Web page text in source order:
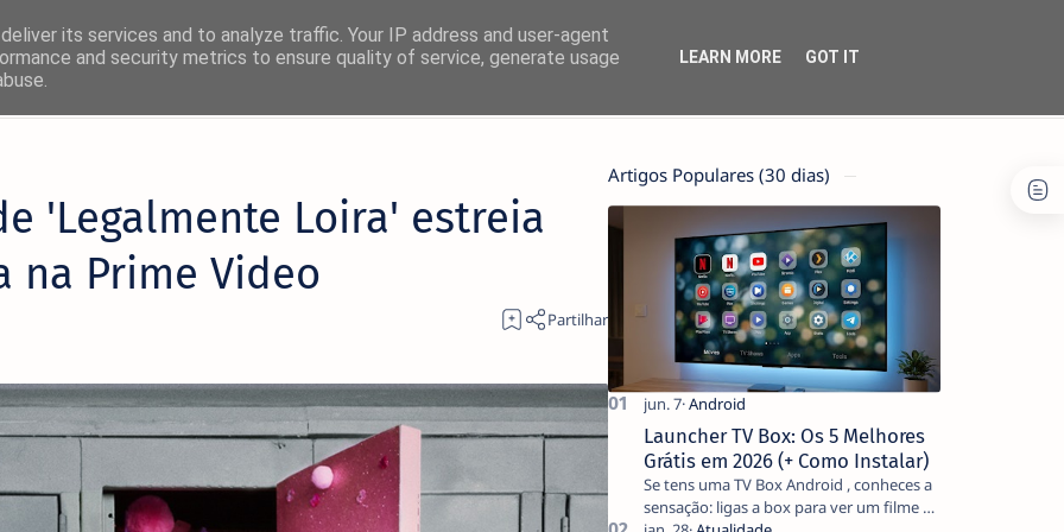
favoritas:
'Legalmente Loira' estreia
na Prime Video
Artigos Populares (30 dias)
Launcher TV Box: Os 5 Melhores
Grátis em 2026 (+ Como Instalar)
Se tens uma TV Box Android , conheces a
sensação: ligas a box para ver um filme e
its services and to analyze traffic. Your IP address and user-agent
and security metrics to ensure quality of service, generate usage
LEARN MORE GOT IT